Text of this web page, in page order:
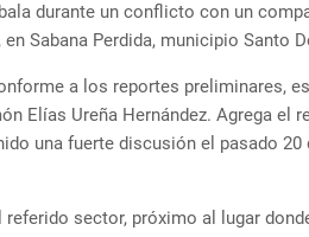
durante un conflicto con un
Sabana Perdida, municipio Santo
a los reportes preliminares,
Elías Ureña Hernández. Agrega el
una fuerte discusión el pasado 20
sector, próximo al lugar